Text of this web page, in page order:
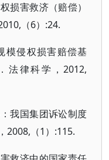
损害救济（赔偿）
（6）:24.
模侵权损害赔偿基
法律科学，2012,
我国集团诉讼制度
2008,（1）:115.